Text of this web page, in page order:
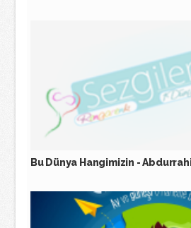
Bu Dünya Hangimizin -